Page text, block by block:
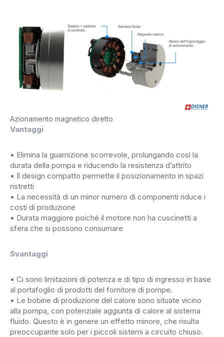
Azionamento magnetico diretto
Vantaggi
• Elimina la guarnizione scorrevole, prolungando così la
durata della pompa e riducendo la resistenza d’attrito
• Il design compatto permette il posizionamento in spazi
ristretti
• La necessità di un minor numero di componenti riduce i
costi di produzione
• Durata maggiore poiché il motore non ha cuscinetti a
sfera che si possono consumare
Svantaggi
• Ci sono limitazioni di potenza e di tipo di ingresso in base
al portafoglio di prodotti del fornitore di pompe.
• Le bobine di produzione del calore sono situate vicino
alla pompa, con potenziale aggiunta di calore al sistema
fluido. Questo è in genere un effetto minore, che risulta
preoccupante solo per i piccoli sistemi a circuito chiuso.